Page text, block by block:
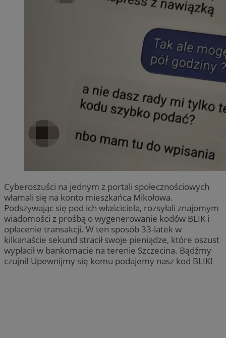
Cyberoszuści na jednym z portali społecznościowych
włamali się na konto mieszkańca Mikołowa.
Podszywając się pod ich właściciela, rozsyłali znajomym
wiadomości z prośbą o wygenerowanie kodów BLIK i
opłacenie transakcji. W ten sposób 33-latek w
kilkanaście sekund stracił swoje pieniądze, które oszust
wypłacił w bankomacie na terenie Szczecina. Bądźmy
czujni! Upewnijmy się komu podajemy nasz kod BLIK!